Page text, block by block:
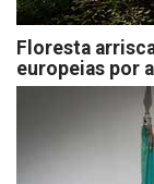
Floresta
europeias por